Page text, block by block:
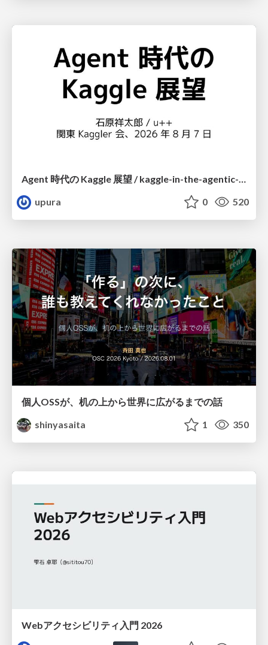
Agent 時代の Kaggle 展望 / kaggle-in-the-agentic-era
upura
0 520
個人OSSが、机の上から世界に広がるまでの話
shinyasaita
1 350
Webアクセシビリティ入門 2026